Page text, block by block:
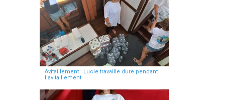
Avitaillement : Lucie travaille dure pendant
l'avitaillement